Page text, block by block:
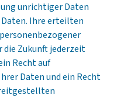
unrichtiger Daten
Daten. Ihre erteilten
die Zukunft jederzeit
Recht auf
Daten und ein Recht